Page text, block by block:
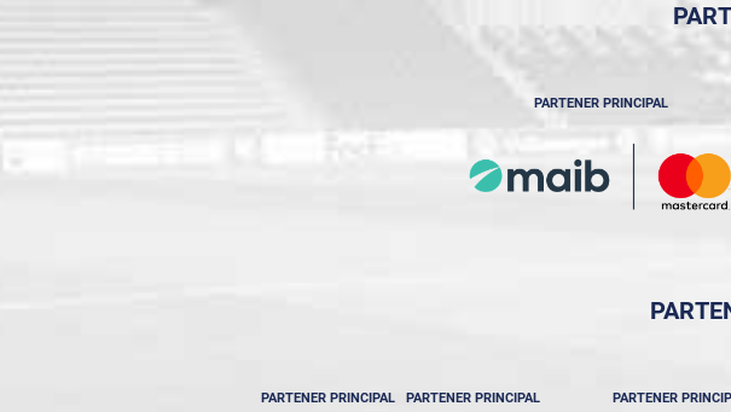
PARTENER PRINCIPAL
PARTENER PRINCIPAL PARTENER PRINCIPAL PARTENER